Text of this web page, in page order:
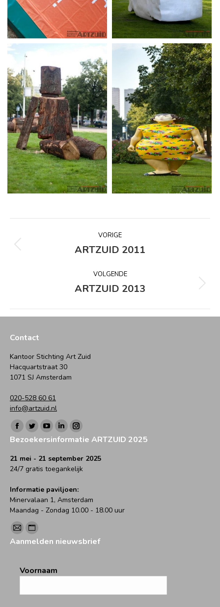
navigatie
VORIGE
Vorig
ARTZUID 2011
VOLGENDE
Volgend
ARTZUID 2013
Contact
Kantoor Stichting Art Zuid
Hacquartstraat 30
1071 SJ Amsterdam
020-528 60 61
info@artzuid.nl
Vind ons op:
Facebook
page
opens
in
window
Twitter
page
opens
in
window
YouTube
page
opens
in
window
Linkedin
page
opens
in
window
Instagram
page
opens
in
window
Bezoekersinformatie ARTZUID 2025
21 mei - 21 september 2025
24/7 gratis toegankelijk
Informatie paviljoen:
Minervalaan 1, Amsterdam
Maandag - Zondag 10.00 - 18.00 uur
Vind ons op:
Mail
page
in
window
Website
page
in
window
Aanmelden nieuwsbrief
Voornaam